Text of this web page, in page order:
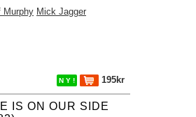
Murphy Mick Jagger
N Y ! 195kr
IS ON OUR SIDE